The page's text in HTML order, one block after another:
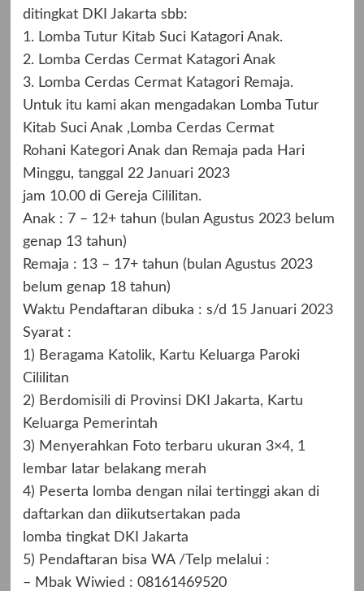
ditingkat DKI Jakarta sbb:
1. Lomba Tutur Kitab Suci Katagori Anak.
2. Lomba Cerdas Cermat Katagori Anak
3. Lomba Cerdas Cermat Katagori Remaja.
Untuk itu kami akan mengadakan Lomba Tutur
Kitab Suci Anak ,Lomba Cerdas Cermat
Rohani Kategori Anak dan Remaja pada Hari
Minggu, tanggal 22 Januari 2023
jam 10.00 di Gereja Cililitan.
Anak : 7 – 12+ tahun (bulan Agustus 2023 belum
genap 13 tahun)
Remaja : 13 – 17+ tahun (bulan Agustus 2023
belum genap 18 tahun)
Waktu Pendaftaran dibuka : s/d 15 Januari 2023
Syarat :
1) Beragama Katolik, Kartu Keluarga Paroki
Cililitan
2) Berdomisili di Provinsi DKI Jakarta, Kartu
Keluarga Pemerintah
3) Menyerahkan Foto terbaru ukuran 3×4, 1
lembar latar belakang merah
4) Peserta lomba dengan nilai tertinggi akan di
daftarkan dan diikutsertakan pada
lomba tingkat DKI Jakarta
5) Pendaftaran bisa WA /Telp melalui :
– Mbak Wiwied : 08161469520